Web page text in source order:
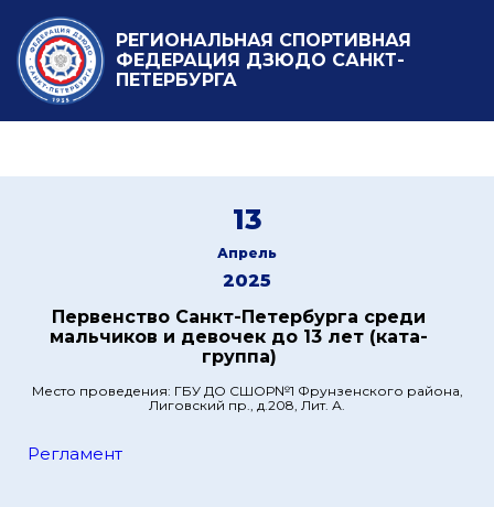
РЕГИОНАЛЬНАЯ СПОРТИВНАЯ
ФЕДЕРАЦИЯ ДЗЮДО САНКТ-
ПЕТЕРБУРГА
13
Апрель
2025
Первенство Санкт-Петербурга среди
мальчиков и девочек до 13 лет (ката-
группа)
Место проведения: ГБУ ДО СШОР№1 Фрунзенского района,
Лиговский пр., д.208, Лит. А.
Регламент